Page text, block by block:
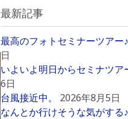
最新記事
最高のフォトセミナーツアー♪
日
いよいよ明日からセミナツア
6日
台風接近中。
2026年8月5日
なんとか行けそうな気がする♪